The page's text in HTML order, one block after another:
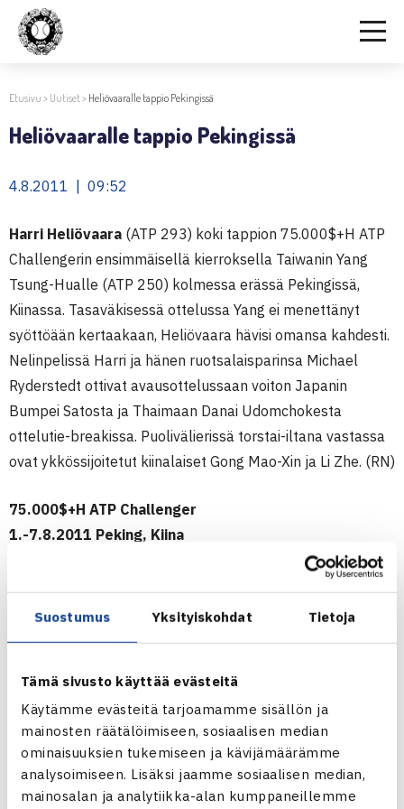
Suostumus Yksityiskohdat Tietoja
Tämä sivusto käyttää evästeitä
Käytämme evästeitä tarjoamamme sisällön ja
mainosten räätälöimiseen, sosiaalisen median
ominaisuuksien tukemiseen ja kävijämäärämme
analysoimiseen. Lisäksi jaamme sosiaalisen median,
mainosalan ja analytiikka-alan kumppaneillemme
Etusivu > Uutiset> Heliövaaralle tappio Pekingissä
Heliövaaralle tappio Pekingissä
4.8.2011 | 09:52
Harri Heliövaara (ATP 293) koki tappion 75.000$+H ATP
Challengerin ensimmäisellä kierroksella Taiwanin Yang
Tsung-Hualle (ATP 250) kolmessa erässä Pekingissä,
Kiinassa. Tasaväkisessä ottelussa Yang ei menettänyt
syöttöään kertaakaan, Heliövaara hävisi omansa kahdesti.
Nelinpelissä Harri ja hänen ruotsalaisparinsa Michael
Ryderstedt ottivat avausottelussaan voiton Japanin
Bumpei Satosta ja Thaimaan Danai Udomchokesta
ottelutie-breakissa. Puolivälierissä torstai-iltana vastassa
ovat ykkössijoitetut kiinalaiset Gong Mao-Xin ja Li Zhe. (RN)
75.000$+H ATP Challenger
1.-7.8.2011 Peking, Kiina
63 64
Bumpei Sato Japani/Danai Udomchoke Thaimaa 46 76(5)
[10-5]
Pekingin ATP Challenger verkossa
Harri Heliövaaran verkkosivut